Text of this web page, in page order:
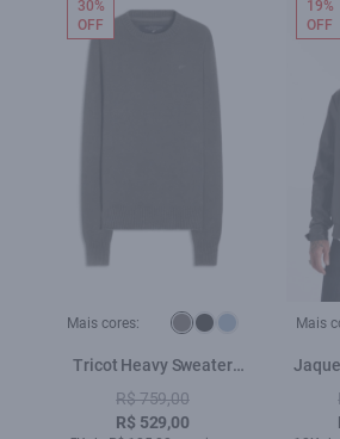
Mais cores:
Tricot Heavy Sweater
Cinza
R$ 759,00
R$ 529,00
30%
OFF
Mais
19%
OFF